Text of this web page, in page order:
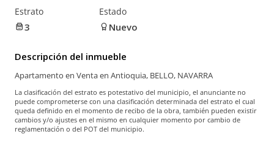
Estrato
3
Estado
Nuevo
Descripción del inmueble
Apartamento en Venta en Antioquia, BELLO, NAVARRA
La clasificación del estrato es potestativo del municipio, el anunciante no
puede comprometerse con una clasificación determinada del estrato el cual
queda definido en el momento de recibo de la obra, también pueden existir
cambios y/o ajustes en el mismo en cualquier momento por cambio de
reglamentación o del POT del municipio.